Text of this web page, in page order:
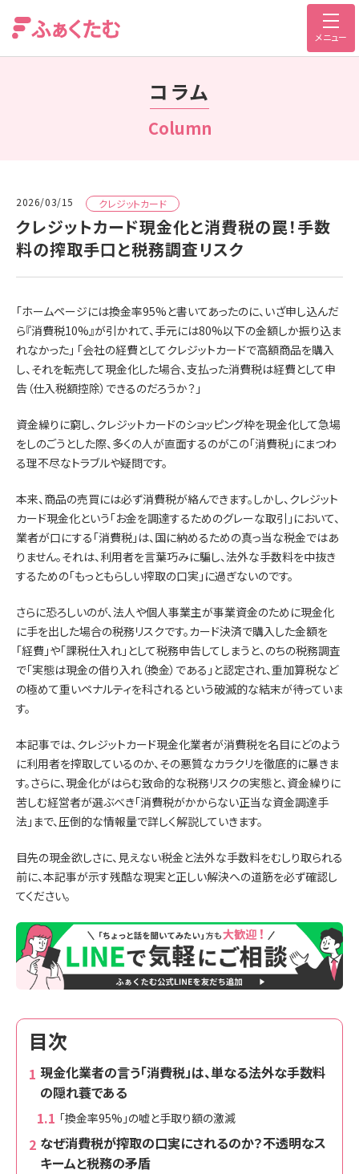
メニュー
コラム
Column
2026/03/15 クレジットカード
クレジットカード現金化と消費税の罠！手数
料の搾取手口と税務調査リスク
「ホームページには換金率95%と書いてあったのに、いざ申し込んだ
ら『消費税10%』が引かれて、手元には80%以下の金額しか振り込ま
れなかった」 「会社の経費としてクレジットカードで高額商品を購入
し、それを転売して現金化した場合、支払った消費税は経費として申
告（仕入税額控除）できるのだろうか？」
資金繰りに窮し、クレジットカードのショッピング枠を現金化して急場
をしのごうとした際、多くの人が直面するのがこの「消費税」にまつわ
る理不尽なトラブルや疑問です。
本来、商品の売買には必ず消費税が絡んできます。しかし、クレジット
カード現金化という「お金を調達するためのグレーな取引」において、
業者が口にする「消費税」は、国に納めるための真っ当な税金ではあ
りません。それは、利用者を言葉巧みに騙し、法外な手数料を中抜き
するための「もっともらしい搾取の口実」に過ぎないのです。
さらに恐ろしいのが、法人や個人事業主が事業資金のために現金化
に手を出した場合の税務リスクです。カード決済で購入した金額を
「経費」や「課税仕入れ」として税務申告してしまうと、のちの税務調査
で「実態は現金の借り入れ（換金）である」と認定され、重加算税など
の極めて重いペナルティを科されるという破滅的な結末が待っていま
す。
本記事では、クレジットカード現金化業者が消費税を名目にどのよう
に利用者を搾取しているのか、その悪質なカラクリを徹底的に暴きま
す。さらに、現金化がはらむ致命的な税務リスクの実態と、資金繰りに
苦しむ経営者が選ぶべき「消費税がかからない正当な資金調達手
法」まで、圧倒的な情報量で詳しく解説していきます。
目先の現金欲しさに、見えない税金と法外な手数料をむしり取られる
前に、本記事が示す残酷な現実と正しい解決への道筋を必ず確認し
てください。
目次
現金化業者の言う「消費税」は、単なる法外な手数料
の隠れ蓑である
「換金率95%」の嘘と手取り額の激減
なぜ消費税が搾取の口実にされるのか？不透明なス
キームと税務の矛盾